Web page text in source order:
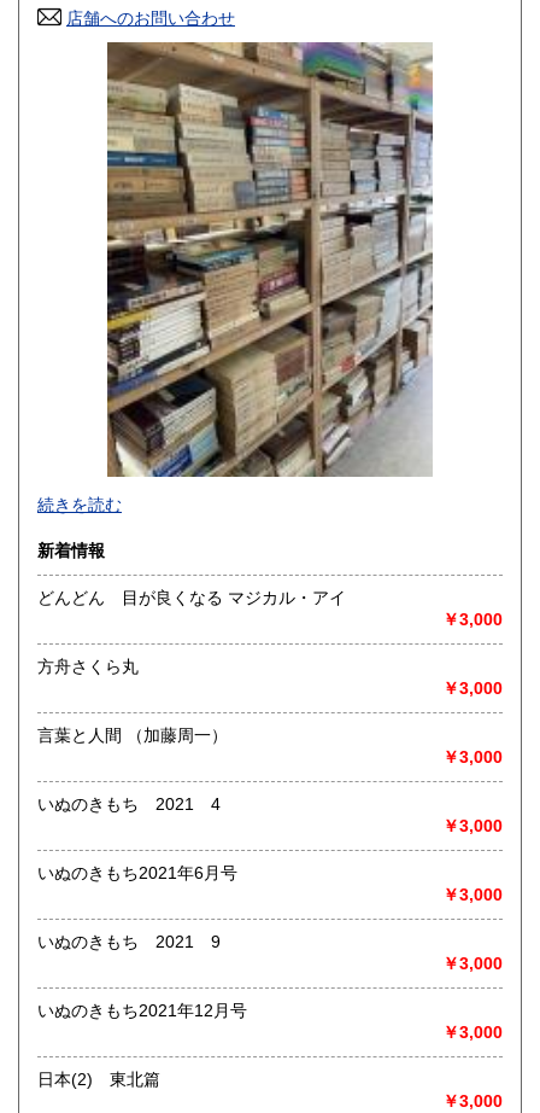
高知県 800円
800円 長崎県
800円 大分県
800円 鹿児島県
1,500円
店舗へのお問い合わせ
-
沿線名：-
最寄駅：-
営業時間：-
定休日：-
書籍の買取について
取り扱い分野
総記、哲学宗教、歴史、社会科学、自然科学、美術工芸、国
語国文、外国文学、古典籍、近代文献、趣味、外国書、サブ
カルチャー、古書一般（その他）
続きを読む
新着情報
どんどん 目が良くなる マジカル・アイ
￥3,000
方舟さくら丸
￥3,000
言葉と人間 （加藤周一）
￥3,000
いぬのきもち 2021 4
￥3,000
いぬのきもち2021年6月号
￥3,000
いぬのきもち 2021 9
￥3,000
いぬのきもち2021年12月号
￥3,000
日本(2) 東北篇
￥3,000